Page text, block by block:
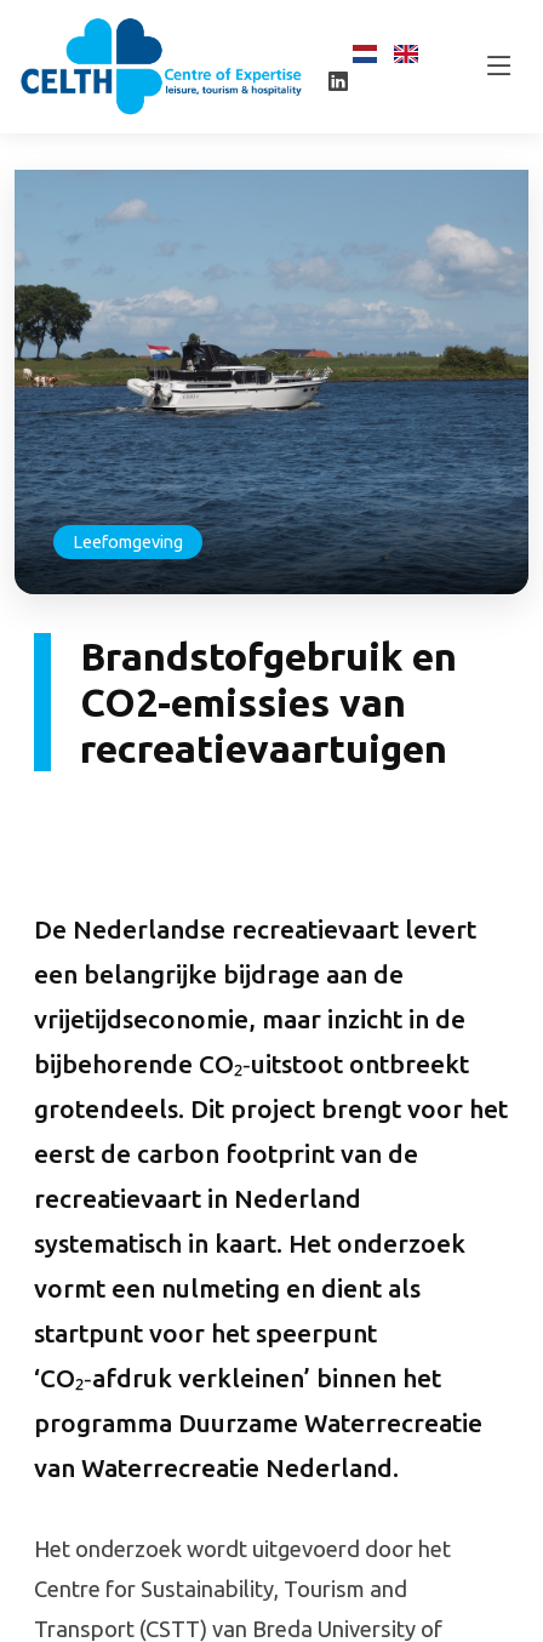
Leefomgeving
Brandstofgebruik en
CO2-emissies van
recreatievaartuigen
De Nederlandse recreatievaart levert
een belangrijke bijdrage aan de
vrijetijdseconomie, maar inzicht in de
bijbehorende CO₂‑uitstoot ontbreekt
grotendeels. Dit project brengt voor het
eerst de carbon footprint van de
recreatievaart in Nederland
systematisch in kaart. Het onderzoek
vormt een nulmeting en dient als
startpunt voor het speerpunt
‘CO₂‑afdruk verkleinen’ binnen het
programma Duurzame Waterrecreatie
van Waterrecreatie Nederland.
Het onderzoek wordt uitgevoerd door het
Centre for Sustainability, Tourism and
Transport (CSTT) van Breda University of